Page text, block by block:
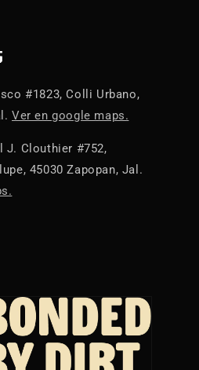
#1823, Colli Urbano,
Ver en google maps.
J. Clouthier #752,
45030 Zapopan, Jal.